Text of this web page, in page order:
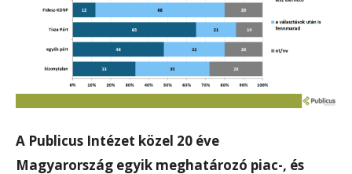
A Publicus Intézet közel 20 éve
Magyarország egyik meghatározó piac-, és